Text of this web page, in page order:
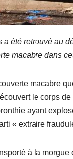
a été retrouvé au
macabre dans
macabre
le corps
ayant
« extraire
à la